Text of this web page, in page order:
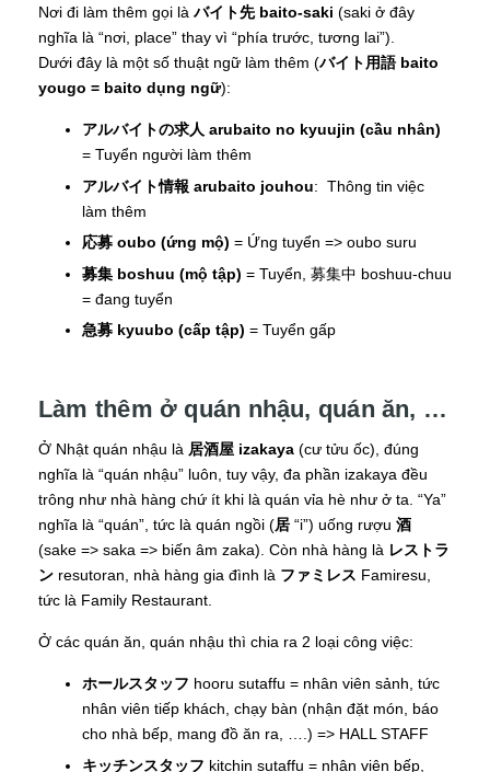
Nơi đi làm thêm gọi là バイト先 baito-saki (saki ở đây
nghĩa là “nơi, place” thay vì “phía trước, tương lai”).
Dưới đây là một số thuật ngữ làm thêm (バイト用語 baito
yougo = baito dụng ngữ):
アルバイトの求人 arubaito no kyuujin (cầu nhân)
= Tuyển người làm thêm
アルバイト情報 arubaito jouhou: Thông tin việc
làm thêm
応募 oubo (ứng mộ) = Ứng tuyển => oubo suru
募集 boshuu (mộ tập) = Tuyển, 募集中 boshuu-chuu
= đang tuyển
急募 kyuubo (cấp tập) = Tuyển gấp
Làm thêm ở quán nhậu, quán ăn, …
Ở Nhật quán nhậu là 居酒屋 izakaya (cư tửu ốc), đúng
nghĩa là “quán nhậu” luôn, tuy vậy, đa phần izakaya đều
trông như nhà hàng chứ ít khi là quán vỉa hè như ở ta. “Ya”
nghĩa là “quán”, tức là quán ngồi (居 “i”) uống rượu 酒
(sake => saka => biến âm zaka). Còn nhà hàng là レストラ
ン resutoran, nhà hàng gia đình là ファミレス Famiresu,
tức là Family Restaurant.
Ở các quán ăn, quán nhậu thì chia ra 2 loại công việc:
ホールスタッフ hooru sutaffu = nhân viên sảnh, tức
nhân viên tiếp khách, chạy bàn (nhận đặt món, báo
cho nhà bếp, mang đồ ăn ra, ….) => HALL STAFF
キッチンスタッフ kitchin sutaffu = nhân viên bếp,